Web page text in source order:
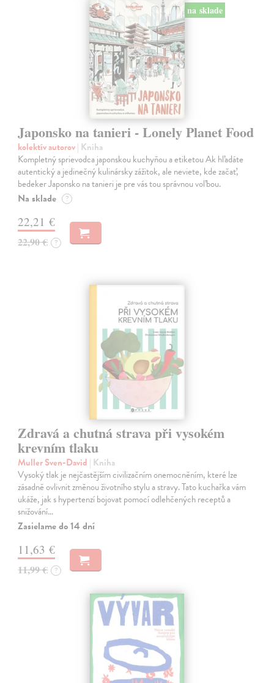
na sklade
Japonsko na tanieri - Lonely Planet Food
kolektív autorov| Kniha
Kompletný sprievodca japonskou kuchyňou a etiketou Ak hľadáte
autentický a jedinečný kulinársky zážitok, ale neviete, kde začať,
bedeker Japonsko na tanieri je pre vás tou správnou voľbou.
Na sklade ?
22,21 €
22,90 € ?
Zdravá a chutná strava při vysokém
krevním tlaku
Muller Sven-David | Kniha
Vysoký tlak je nejčastějším civilizačním onemocněním, které lze
zásadně ovlivnit změnou životního stylu a stravy. Tato kuchařka vám
ukáže, jak s hypertenzí bojovat pomocí odlehčených receptů a
snižování…
Zasielame do 14 dní
11,63 €
11,99 € ?